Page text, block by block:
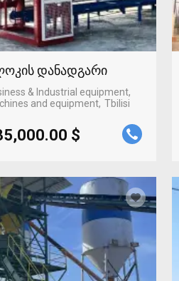
დანადგარი
& Industrial equipment,
and equipment Tbilisi
$